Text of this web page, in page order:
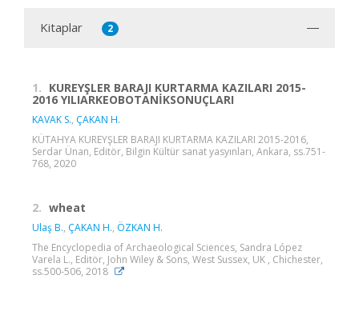
Kitaplar 2
1. KUREYŞLER BARAJI KURTARMA KAZILARI 2015-
2016 YILIARKEOBOTANİKSONUÇLARI
KAVAK S., ÇAKAN H.
KÜTAHYA KUREYŞLER BARAJI KURTARMA KAZILARI 2015-2016,
Serdar Ünan, Editör, Bilgin Kültür sanat yasyınları, Ankara, ss.751-
768, 2020
2. wheat
Ulaş B., ÇAKAN H., ÖZKAN H.
The Encyclopedia of Archaeological Sciences, Sandra López
Varela L., Editör, John Wiley & Sons, West Sussex, UK , Chichester,
ss.500-506, 2018